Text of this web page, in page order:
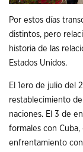
Por estos días
distintos, pero
historia de las
Estados Unidos.
El 1ero de julio del
restablecimiento
naciones. El 3 de
formales con
enfrentamiento